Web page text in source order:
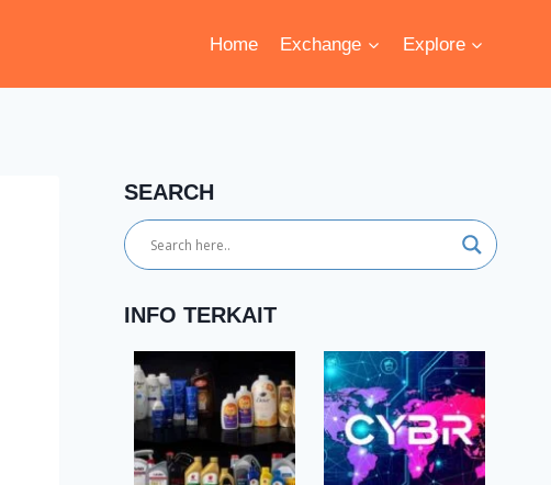
Home Exchange Explore
SEARCH
INFO TERKAIT